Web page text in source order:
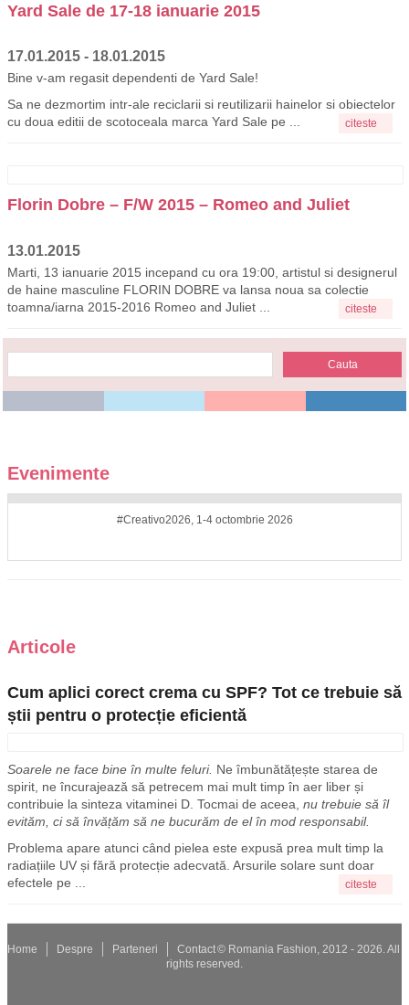
Yard Sale de 17-18 ianuarie 2015
17.01.2015 - 18.01.2015
Bine v-am regasit dependenti de Yard Sale!
Sa ne dezmortim intr-ale reciclarii si reutilizarii hainelor si obiectelor
cu doua editii de scotoceala marca Yard Sale pe ...
citeste
Florin Dobre – F/W 2015 – Romeo and Juliet
13.01.2015
Marti, 13 ianuarie 2015 incepand cu ora 19:00, artistul si designerul
de haine masculine FLORIN DOBRE va lansa noua sa colectie
toamna/iarna 2015-2016 Romeo and Juliet ...
citeste
Evenimente
#Creativo2026, 1-4 octombrie 2026
Articole
Cum aplici corect crema cu SPF? Tot ce trebuie să
știi pentru o protecție eficientă
Soarele ne face bine în multe feluri. Ne îmbunătățește starea de
spirit, ne încurajează să petrecem mai mult timp în aer liber și
contribuie la sinteza vitaminei D. Tocmai de aceea, nu trebuie să îl
evităm, ci să învățăm să ne bucurăm de el în mod responsabil.
Problema apare atunci când pielea este expusă prea mult timp la
radiațiile UV și fără protecție adecvată. Arsurile solare sunt doar
efectele pe ...
citeste
Home Despre Parteneri Contact© Romania Fashion, 2012 - 2026. All
rights reserved.